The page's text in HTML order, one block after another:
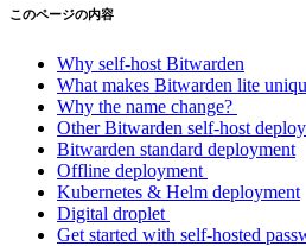
このページの内容
Why self-host Bitwarden
What makes Bitwarden lite
Why the name change?
Other Bitwarden self-host
Bitwarden standard deployment
Offline deployment
Kubernetes & Helm deployment
Digital droplet
Get started with self-hosted